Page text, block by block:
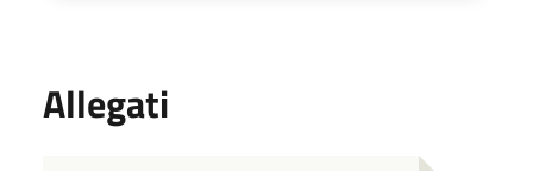
Allegati